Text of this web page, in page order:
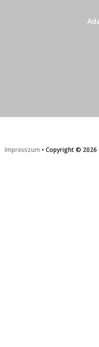
Impresszum • Copyright © 2026